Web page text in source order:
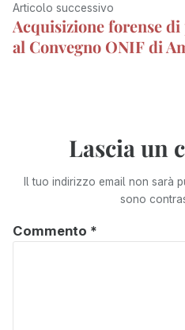
Articolo successivo
successivo:
Acquisizione forense
al Convegno ONIF di
Lascia un
Il tuo indirizzo email non sarà
sono
Commento *